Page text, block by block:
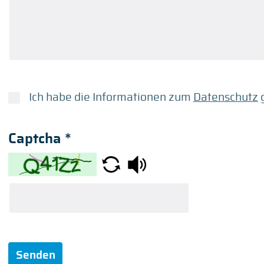
Ich habe die Informationen zum Datenschutz
Captcha *
Senden